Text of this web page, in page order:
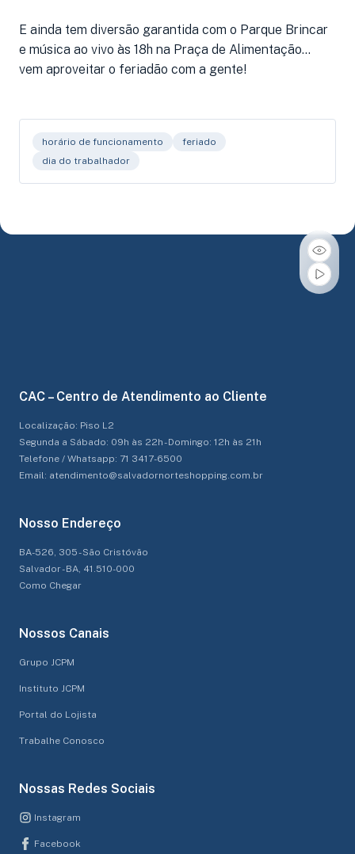
E ainda tem diversão garantida com o Parque Brincar
e música ao vivo às 18h na Praça de Alimentação...
vem aproveitar o feriadão com a gente!
horário de funcionamento
feriado
dia do trabalhador
CAC – Centro de Atendimento ao Cliente
Localização: Piso L2
Segunda a Sábado: 09h às 22h - Domingo: 12h às 21h
Telefone / Whatsapp: 71 3417-6500
Email: atendimento@salvadornorteshopping.com.br
Nosso Endereço
BA-526, 305 - São Cristóvão
Salvador - BA, 41.510-000
Como Chegar
Nossos Canais
Grupo JCPM
Instituto JCPM
Portal do Lojista
Trabalhe Conosco
Nossas Redes Sociais
Instagram
Facebook